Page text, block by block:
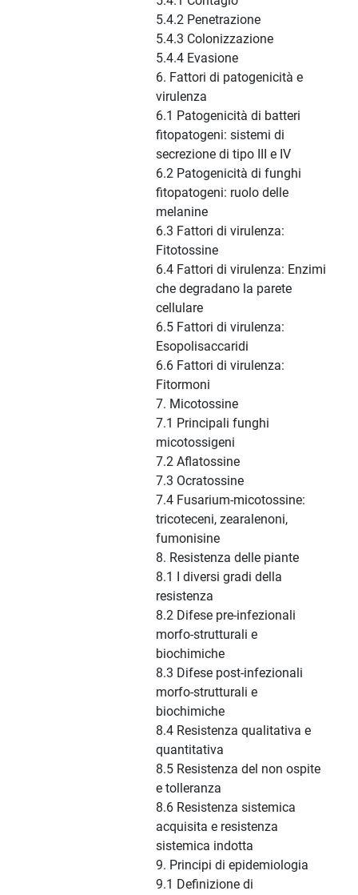
5.4.2 Penetrazione
5.4.3 Colonizzazione
5.4.4 Evasione
6. Fattori di patogenicità e
virulenza
6.1 Patogenicità di batteri
fitopatogeni: sistemi di
secrezione di tipo III e IV
6.2 Patogenicità di funghi
fitopatogeni: ruolo delle
melanine
6.3 Fattori di virulenza:
Fitotossine
6.4 Fattori di virulenza: Enzimi
che degradano la parete
cellulare
6.5 Fattori di virulenza:
Esopolisaccaridi
6.6 Fattori di virulenza:
Fitormoni
7. Micotossine
7.1 Principali funghi
micotossigeni
7.2 Aflatossine
7.3 Ocratossine
7.4 Fusarium-micotossine:
tricoteceni, zearalenoni,
fumonisine
8. Resistenza delle piante
8.1 I diversi gradi della
resistenza
8.2 Difese pre-infezionali
morfo-strutturali e
biochimiche
8.3 Difese post-infezionali
morfo-strutturali e
biochimiche
8.4 Resistenza qualitativa e
quantitativa
8.5 Resistenza del non ospite
e tolleranza
8.6 Resistenza sistemica
acquisita e resistenza
sistemica indotta
9. Principi di epidemiologia
9.1 Definizione di